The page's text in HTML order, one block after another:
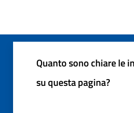
Quanto sono chiare le
su questa pagina?